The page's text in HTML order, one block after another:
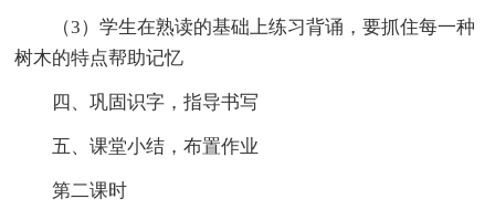
（3）学生在熟读的基础上练习背诵，要抓住每一种
树木的特点帮助记忆
四、巩固识字，指导书写
五、课堂小结，布置作业
第二课时